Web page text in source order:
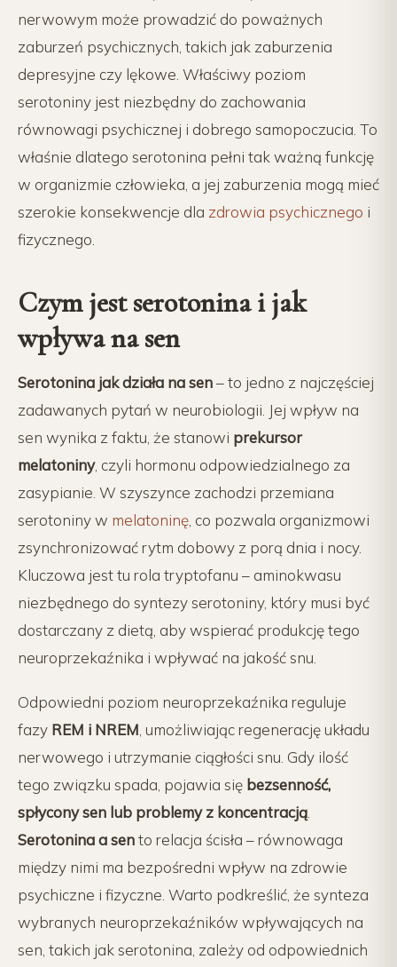
nerwowym może prowadzić do poważnych
zaburzeń psychicznych, takich jak zaburzenia
depresyjne czy lękowe. Właściwy poziom
serotoniny jest niezbędny do zachowania
równowagi psychicznej i dobrego samopoczucia. To
właśnie dlatego serotonina pełni tak ważną funkcję
w organizmie człowieka, a jej zaburzenia mogą mieć
szerokie konsekwencje dla zdrowia psychicznego i
fizycznego.
Czym jest serotonina i jak
wpływa na sen
Serotonina jak działa na sen– to jedno z najczęściej
zadawanych pytań w neurobiologii. Jej wpływ na
sen wynika z faktu, że stanowi prekursor
melatoniny, czyli hormonu odpowiedzialnego za
zasypianie. W szyszynce zachodzi przemiana
serotoniny w melatoninę, co pozwala organizmowi
zsynchronizować rytm dobowy z porą dnia i nocy.
Kluczowa jest tu rola tryptofanu – aminokwasu
niezbędnego do syntezy serotoniny, który musi być
dostarczany z dietą, aby wspierać produkcję tego
neuroprzekaźnika i wpływać na jakość snu.
Odpowiedni poziom neuroprzekaźnika reguluje
fazy REM i NREM , umożliwiając regenerację układu
nerwowego i utrzymanie ciągłości snu. Gdy ilość
tego związku spada, pojawia się bezsenność,
spłycony sen lub problemy z koncentracją
Serotonina a sento relacja ścisła – równowaga
między nimi ma bezpośredni wpływ na zdrowie
psychiczne i fizyczne. Warto podkreślić, że synteza
wybranych neuroprzekaźników wpływających na
sen, takich jak serotonina, zależy od odpowiednich